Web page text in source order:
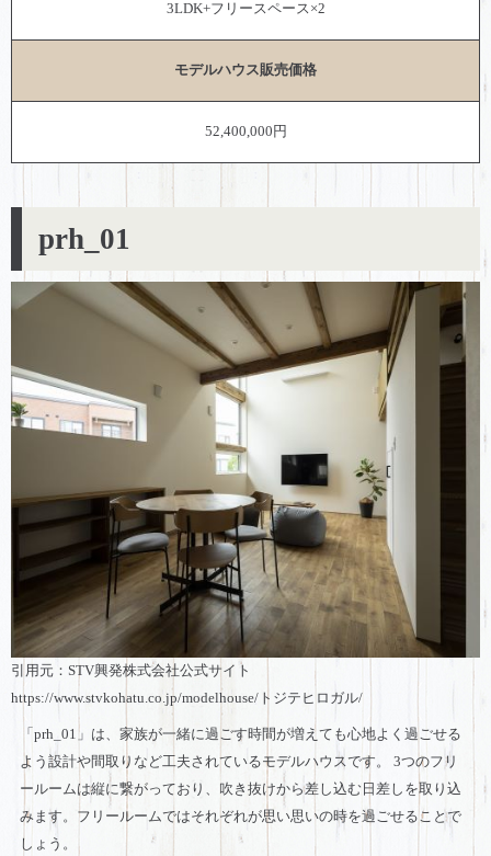
3LDK+フリースペース×2
モデルハウス販売価格
52,400,000円
prh_01
引用元：STV興発株式会社公式サイト
https://www.stvkohatu.co.jp/modelhouse/トジテヒロガル/
「prh_01」は、家族が一緒に過ごす時間が増えても心地よく過ごせる
よう設計や間取りなど工夫されているモデルハウスです。 3つのフリ
ールームは縦に繋がっており、吹き抜けから差し込む日差しを取り込
みます。フリールームではそれぞれが思い思いの時を過ごせることで
しょう。